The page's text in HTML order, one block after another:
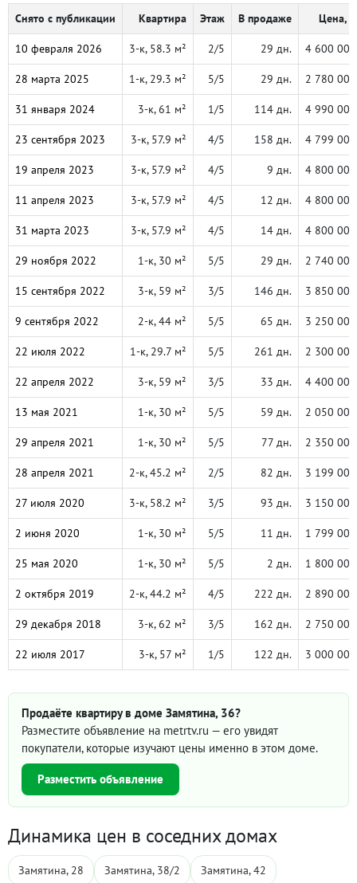
Снято с публикации Квартира Этаж В продаже Цена, ₽
10 февраля 2026 3-к, 58.3 м² 2/5 29 дн. 4 600 000
28 марта 2025 1-к, 29.3 м² 5/5 29 дн. 2 780 000
31 января 2024 3-к, 61 м² 1/5 114 дн. 4 990 000
23 сентября 2023 3-к, 57.9 м² 4/5 158 дн. 4 799 000
19 апреля 2023 3-к, 57.9 м² 4/5 9 дн. 4 800 000
11 апреля 2023 3-к, 57.9 м² 4/5 12 дн. 4 800 000
31 марта 2023 3-к, 57.9 м² 4/5 14 дн. 4 800 000
29 ноября 2022 1-к, 30 м² 5/5 29 дн. 2 740 000
15 сентября 2022 3-к, 59 м² 3/5 146 дн. 3 850 000
9 сентября 2022 2-к, 44 м² 5/5 65 дн. 3 250 000
22 июля 2022 1-к, 29.7 м² 5/5 261 дн. 2 300 000
22 апреля 2022 3-к, 59 м² 3/5 33 дн. 4 400 000
13 мая 2021 1-к, 30 м² 5/5 59 дн. 2 050 000
29 апреля 2021 1-к, 30 м² 5/5 77 дн. 2 350 000
28 апреля 2021 2-к, 45.2 м² 2/5 82 дн. 3 199 000
27 июля 2020 3-к, 58.2 м² 3/5 93 дн. 3 150 000
2 июня 2020 1-к, 30 м² 5/5 11 дн. 1 799 000
25 мая 2020 1-к, 30 м² 5/5 2 дн. 1 800 000
2 октября 2019 2-к, 44.2 м² 4/5 222 дн. 2 890 000
29 декабря 2018 3-к, 62 м² 3/5 162 дн. 2 750 000
22 июля 2017 3-к, 57 м² 1/5 122 дн. 3 000 000
Продаёте квартиру в доме Замятина, 36?
Разместите объявление на metrtv.ru — его увидят
покупатели, которые изучают цены именно в этом доме.
Разместить объявление
Динамика цен в соседних домах
Замятина, 28 Замятина, 38/2 Замятина, 42